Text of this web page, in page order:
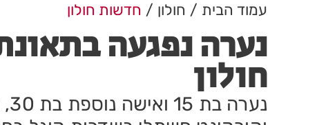
עמוד הבית חולון חדשות חולון
נערה נפגעה
חולון